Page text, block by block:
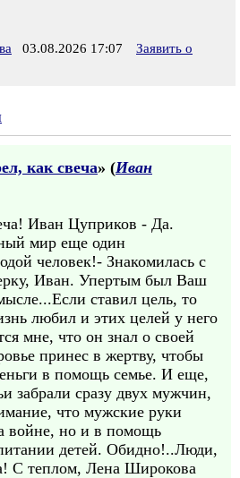
03.08.2026 17:07
Заявить о
как свеча» (Иван
Иван Цуприков - Да.
мир еще один
человек!- Знакомилась с
Иван. Упертым был Ваш
ставил цель, то
любил и этих целей у него
мне, что он знал о своей
принес в жертву, чтобы
в помощь семье. И еще,
забрали сразу двух мужчин,
что мужские руки
войне, но и в помощь
детей. Обидно!..Люди,
С теплом, Лена Широкова